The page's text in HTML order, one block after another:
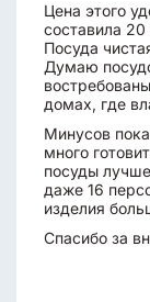
Цена этого
составила
Посуда
Думаю
домах, где
Минусов
много
посуды
даже 16
изделия
Спасибо за